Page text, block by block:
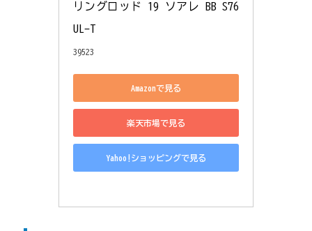
リングロッド 19 ソアレ BB S76
UL-T
39523
Amazonで見る
楽天市場で見る
Yahoo!ショッピングで見る